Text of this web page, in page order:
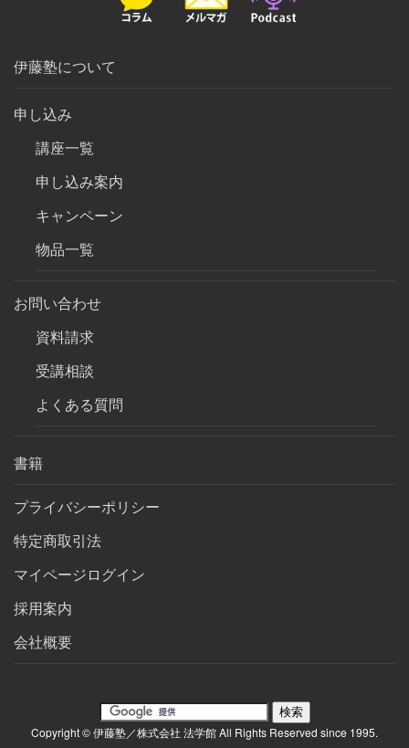
伊藤塾について
申し込み
講座一覧
申し込み案内
キャンペーン
物品一覧
お問い合わせ
資料請求
受講相談
よくある質問
書籍
プライバシーポリシー
特定商取引法
マイページログイン
採用案内
会社概要
Copyright © 伊藤塾／株式会社 法学館 All Rights Reserved since 1995.